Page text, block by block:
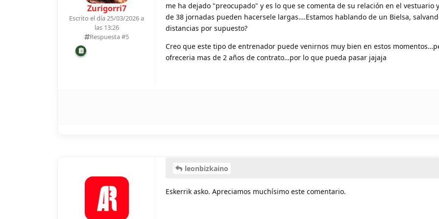
Zurigorri7
Escrito el día 25/03/2026 a
las 13:26
Respuesta #5
me ha dejado "preocupado" y es lo que se comenta de su relación en el vestuario
de 38 jornadas pueden hacersele largas….Estamos hablando de un Bielsa,
distancias por supuesto?
Creo que este tipo de entrenador puede venirnos muy bien en estos
ofreceria mas de 2 años de contrato…por lo que pueda pasar jajaja
leonbizkaino
Eskerrik asko. Apreciamos muchísimo este comentario.